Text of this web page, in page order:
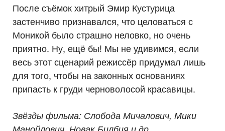
После съёмок хитрый Эмир Кустурица
застенчиво признавался, что целоваться с
Моникой было страшно неловко, но очень
приятно. Ну, ещё бы! Мы не удивимся, если
весь этот сценарий режиссёр придумал лишь
для того, чтобы на законных основаниях
припасть к груди черноволосой красавицы.
Звёзды фильма: Слобода Мичалович, Мики